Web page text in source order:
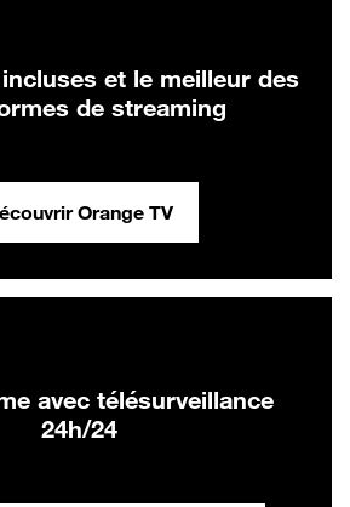
et le meilleur des
de streaming
Orange TV
avec télésurveillance
24h/24